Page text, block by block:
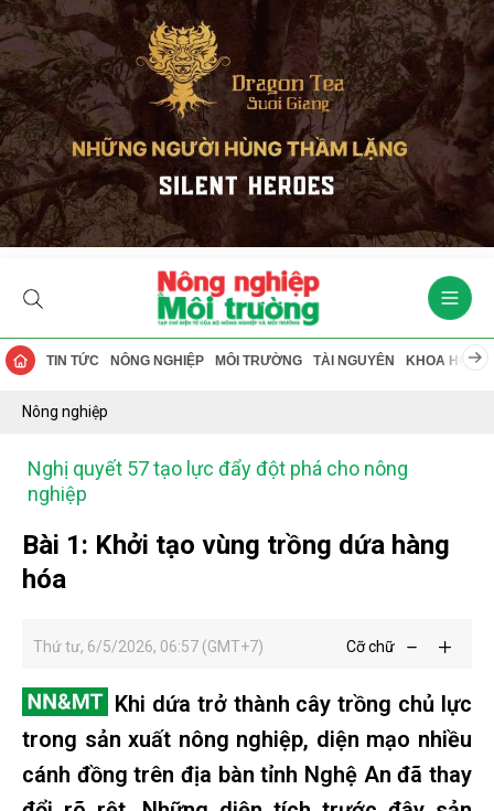
TIN TỨC NÔNG NGHIỆP MÔI TRƯỜNG TÀI NGUYÊN KHOA HỌC
Nông nghiệp
Nghị quyết 57 tạo lực đẩy đột phá cho nông
nghiệp
Bài 1: Khởi tạo vùng trồng dứa hàng
hóa
Thứ tư, 6/5/2026, 06:57 (GMT+7) Cỡ chữ
Khi dứa trở thành cây trồng chủ lực
trong sản xuất nông nghiệp, diện mạo nhiều
cánh đồng trên địa bàn tỉnh Nghệ An đã thay